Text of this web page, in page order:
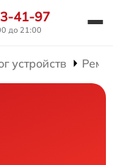
41-97
до 21:00
устройств